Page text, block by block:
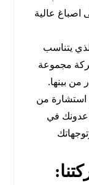
اصباغ عالية
يتناسب
مجموعة
من بينها.
استشارة من
في